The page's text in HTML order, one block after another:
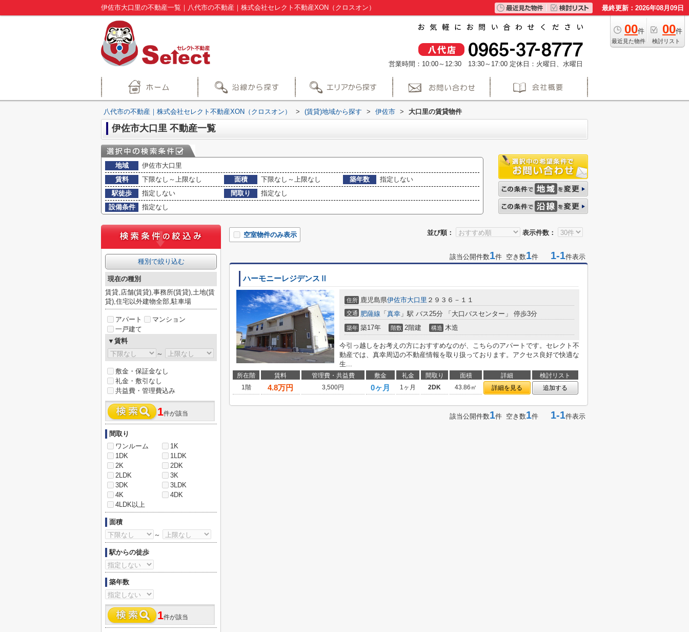
伊佐市大口里の不動産一覧｜八代市の不動産｜株式会社セレクト不動産XON（クロスオン） 最終更新：2026年08月09日
00件
最近見た物件
00件
検討リスト
営業時間：10:00～12:30 13:30～17:00 定休日：火曜日、水曜日
八代市の不動産｜株式会社セレクト不動産XON（クロスオン） > (賃貸)地域から探す > 伊佐市 > 大口里の賃貸物件
伊佐市大口里 不動産一覧
地域
伊佐市大口里
賃料
下限なし～上限なし 面積 下限なし～上限なし 築年数
指定しない
駅徒歩
指定しない 間取り
指定なし
設備条件
指定なし
並び順： 表示件数：
空室物件のみ表示
該当公開件数1件 空き数1件 1-1件表示
ハーモニーレジデンスⅡ
住所 鹿児島県伊佐市大口里 ２９３６－１１
交通 肥薩線 「 真幸 」駅 バス25分 「大口バスセンター」 停歩3分
築年 築17年 階数 2階建 構造 木造
今引っ越しをお考えの方におすすめなのが、こちらのアパートです。セレクト不
動産では、真幸周辺の不動産情報を取り扱っております。アクセス良好で快適な
生...
所在階 賃料 管理費・共益費 敷金 礼金 間取り 面積 詳細
検討リスト
1階
4.8万円 3,500円 0ヶ月 1ヶ月 2DK 43.86㎡ 詳細を見る 追加する
該当公開件数1件 空き数1件 1-1件表示
種別で絞り込む
現在の種別
賃貸,店舗(賃貸),事務所(賃貸),土地(賃
貸),住宅以外建物全部,駐車場
アパート
マンション
一戸建て
▼賃料
～
敷金・保証金なし
礼金・敷引なし
共益費・管理費込み
1件が該当
間取り
ワンルーム
1K
1DK
1LDK
2K
2DK
2LDK
3K
3DK
3LDK
4K
4DK
4LDK以上
面積
～
駅からの徒歩
築年数
1件が該当